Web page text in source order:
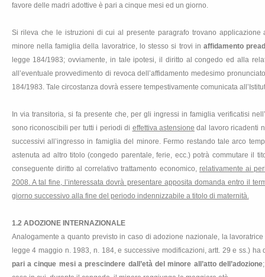
favore delle madri adottive è pari a cinque mesi ed un giorno.
Si rileva che le istruzioni di cui al presente paragrafo trovano applicazione
minore nella famiglia della lavoratrice, lo stesso si trovi inaffidamento
legge 184/1983; ovviamente, in tale ipotesi, il diritto al congedo ed alla
all’eventuale provvedimento di revoca dell’affidamento medesimo
184/1983. Tale circostanza dovrà essere tempestivamente comunicata
In via transitoria, si fa presente che, per gli ingressi in famiglia verificatisi
sono riconoscibili per tutti i periodi di effettiva astensione dal lavoro ricadenti
successivi all’ingresso in famiglia del minore. Fermo restando tale arco
astenuta ad altro titolo (congedo parentale, ferie, ecc.) potrà commutare il
conseguente diritto al correlativo trattamento economico, relativamente ai
2008. Atal fine, l’interessata dovrà presentare apposita domanda entro il
giorno successivo alla fine del periodo indennizzabile a titolo di maternità.
1.2 ADOZIONE INTERNAZIONALE
Analogamente a quanto previsto in caso di adozione nazionale, la
legge 4 maggio n. 1983, n. 184, e successive modificazioni, artt. 29 e ss.)
pari a cinque mesi a prescindere dall’età del minore all’atto dell’adozione